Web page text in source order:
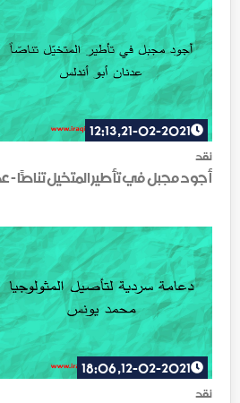
نقد
21-02-2021, 12:13
أجود مجبل في تأطير المتخيل تناصّاً -
نقد
12-02-2021, 18:06